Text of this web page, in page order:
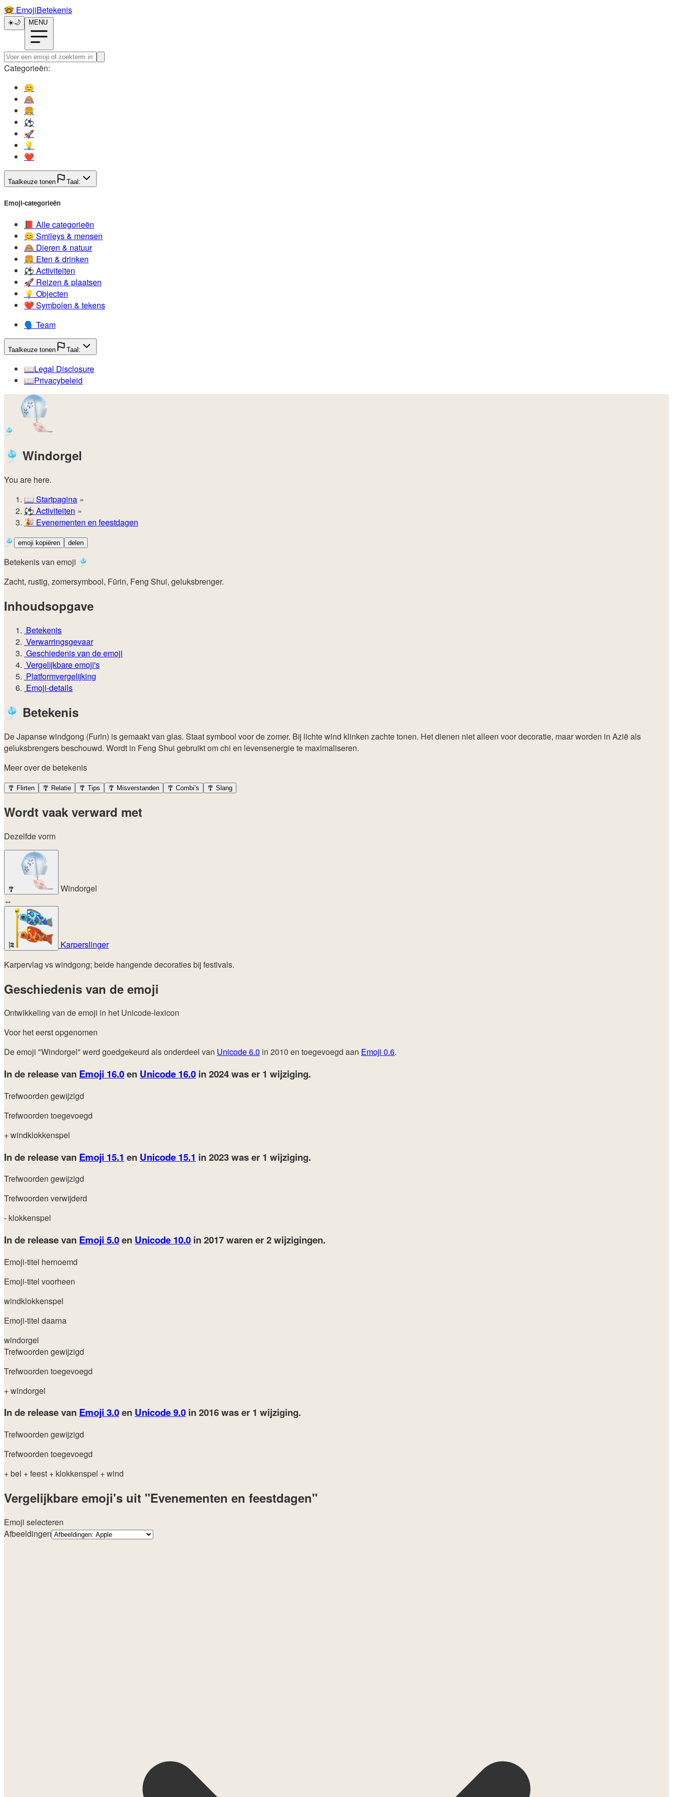
🤓️ EmojiBetekenis
☀️🌙 MENU
Categorieën:
😊️
🙈️
🍔️
⚽️
🚀️
💡️
❤️
Taalkeuze tonen Taal:
Emoji-categorieën
📕️ Alle categorieën
😊️ Smileys & mensen
🙈️ Dieren & natuur
🍔️ Eten & drinken
⚽️ Activiteiten
🚀️ Reizen & plaatsen
💡️ Objecten
❤️ Symbolen & tekens
🗣️ Team
Taalkeuze tonen Taal:
📖️Legal Disclosure
📖️Privacybeleid
🎐
🎐 Windorgel
You are here.
📖 Startpagina
⚽️ Activiteiten
🎉 Evenementen en feestdagen
🎐
emoji kopiëren delen
Betekenis van emoji 🎐
Zacht, rustig, zomersymbool, Fūrin, Feng Shui, geluksbrenger.
Inhoudsopgave
Betekenis
Verwarringsgevaar
Geschiedenis van de emoji
Vergelijkbare emoji's
Platformvergelijking
Emoji-details
🎐 Betekenis
De Japanse windgong (Furin) is gemaakt van glas. Staat symbool voor de zomer. Bij lichte wind klinken zachte tonen. Het dienen niet alleen voor decoratie, maar worden in Azië als
geluksbrengers beschouwd. Wordt in Feng Shui gebruikt om chi en levensenergie te maximaliseren.
Meer over de betekenis
🎐 Flirten 🎐 Relatie 🎐 Tips 🎐 Misverstanden 🎐 Combi’s 🎐 Slang
Wordt vaak verward met
Dezelfde vorm
🎐
Windorgel
↔
🎏
Karperslinger
Karpervlag vs windgong; beide hangende decoraties bij festivals.
Geschiedenis van de emoji
Ontwikkeling van de emoji in het Unicode-lexicon
Voor het eerst opgenomen
De emoji "Windorgel" werd goedgekeurd als onderdeel van Unicode 6.0 in 2010 en toegevoegd aan Emoji 0.6.
In de release van Emoji 16.0en Unicode 16.0 in 2024was er 1 wijziging.
Trefwoorden gewijzigd
Trefwoorden toegevoegd
+ windklokkenspel
In de release van Emoji 15.1 en Unicode 15.1 in 2023was er 1 wijziging.
Trefwoorden gewijzigd
Trefwoorden verwijderd
- klokkenspel
In de release van Emoji 5.0en Unicode 10.0 in 2017waren er 2 wijzigingen.
Emoji-titel hernoemd
Emoji-titel voorheen
windklokkenspel
Emoji-titel daarna
windorgel
Trefwoorden gewijzigd
Trefwoorden toegevoegd
+ windorgel
In de release van Emoji 3.0en Unicode 9.0 in 2016was er 1 wijziging.
Trefwoorden gewijzigd
Trefwoorden toegevoegd
+ bel + feest + klokkenspel + wind
Vergelijkbare emoji's uit "Evenementen en feestdagen"
Emoji selecteren
Afbeeldingen